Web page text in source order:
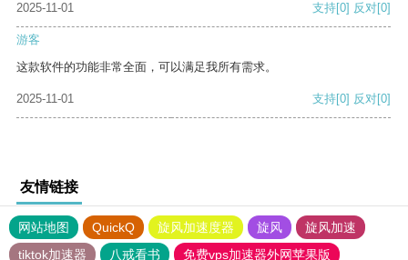
2025-11-01 支持[0] 反对[0]
游客
这款软件的功能非常全面，可以满足我所有需求。
2025-11-01 支持[0] 反对[0]
友情链接
网站地图 QuickQ 旋风加速度器 旋风
旋风加速
tiktok加速器
八戒看书 免费vps加速器外网苹果版